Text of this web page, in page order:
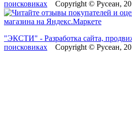
поисковиках Copyright © Русеан,
"ЭКСТИ" - Разработка сайта,
поисковиках Copyright © Русеан,